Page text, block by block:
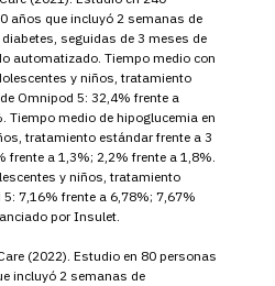
años que incluyó 2 semanas de
seguidas de 3 meses de
automatizado. Tiempo medio con
y niños, tratamiento
Omnipod 5: 32,4% frente a
Tiempo medio de hipoglucemia en
tratamiento estándar frente a 3
frente a 1,3%; 2,2% frente a 1,8%.
y niños, tratamiento
7,16% frente a 6,78%; 7,67%
por Insulet.
(2022). Estudio en 80 personas
incluyó 2 semanas de